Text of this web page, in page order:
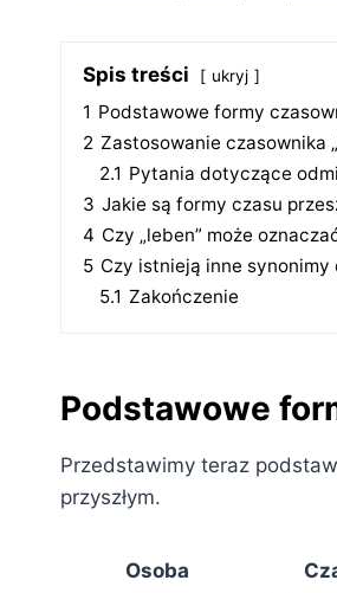
Spis treści ukryj
1 Podstawowe formy
2 Zastosowanie czasownika
2.1 Pytania dotyczące
3 Jakie są formy czasu
4 Czy „leben” może
5 Czy istnieją inne synonimy
5.1 Zakończenie
Podstawowe
Przedstawimy teraz
przyszłym.
Osoba